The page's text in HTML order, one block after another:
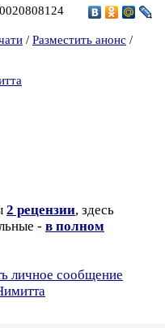
/ Разместить анонс /
2 рецензии, здесь
- в полном
личное сообщение